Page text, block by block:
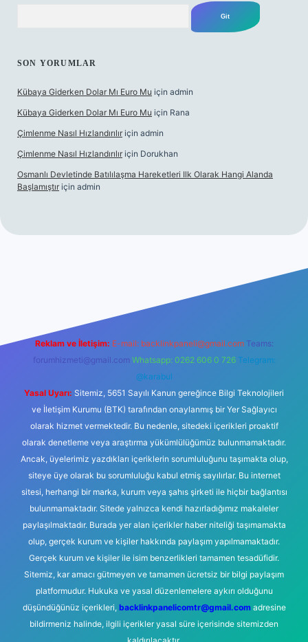
SON YORUMLAR
Kübaya Giderken Dolar Mı Euro Mu için admin
Kübaya Giderken Dolar Mı Euro Mu için Rana
Çimlenme Nasıl Hızlandırılır için admin
Çimlenme Nasıl Hızlandırılır için Dorukhan
Osmanlı Devletinde Batılılaşma Hareketleri Ilk Olarak Hangi Alanda
Başlamıştır için admin
Reklam ve İletişim: E-mail: backlinkpaneli@gmail.com Teams:
forumhizmeti@gmail.com Whatsapp: 0262 606 0 726 Telegram:
@karabul
Yasal Uyarı: Sitemiz, 5651 Sayılı Kanun gereğince Bilgi Teknolojileri
ve İletişim Kurumu (BTK) tarafından onaylanmış bir Yer Sağlayıcı
olarak hizmet vermektedir. Bu nedenle, sitedeki içerikleri proaktif
olarak denetleme veya araştırma yükümlülüğümüz bulunmamaktadır.
Ancak, üyelerimiz yazdıkları içeriklerin sorumluluğunu taşımakta olup,
siteye üye olarak bu sorumluluğu kabul etmiş sayılırlar. Bu internet
sitesi, herhangi bir marka, kurum veya şahıs şirketi ile hiçbir bağlantısı
bulunmamaktadır. Sitede yalnızca kendi hazırladığımız makaleler
paylaşılmaktadır. Burada yer alan içerikler haber niteliği taşımamakta
olup, gerçek kurum ve kişiler hakkında paylaşım yapılmamaktadır.
Gerçek kurum ve kişiler ile isim benzerlikleri tamamen tesadüfidir.
Sitemiz, kar amacı gütmeyen ve tamamen ücretsiz bir bilgi paylaşım
platformudur. Hukuka ve yasal düzenlemelere aykırı olduğunu
düşündüğünüz içerikleri, backlinkpanelicomtr@gmail.comadresine
bildirmeniz halinde, ilgili içerikler yasal süre içerisinde sitemizden